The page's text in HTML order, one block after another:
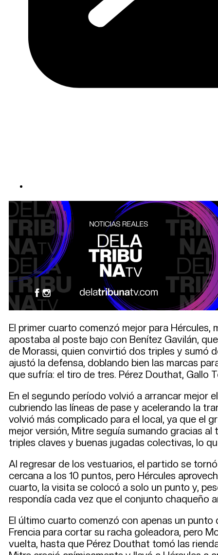
El primer cuarto comenzó mejor para
apostaba al poste bajo con Benítez Gavilán,
de Morassi, quien convirtió dos triples y sumó
ajustó la defensa, doblando bien las marcas
que sufría: el tiro de tres. Pérez Douthat, Gallo
En el segundo período volvió a arrancar mejor
cubriendo las líneas de pase y acelerando la
volvió más complicado para el local, ya que el
mejor versión, Mitre seguía sumando gracias
triples claves y buenas jugadas colectivas, lo
Al regresar de los vestuarios, el partido se
cercana a los 10 puntos, pero Hércules
cuarto, la visita se colocó a solo un punto y,
respondía cada vez que el conjunto chaqueño
El último cuarto comenzó con apenas un
Frencia para cortar su racha goleadora, pero
vuelta, hasta que Pérez Douthat tomó las